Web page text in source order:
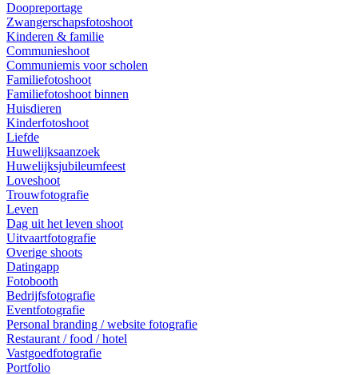
Doopreportage
Zwangerschapsfotoshoot
Kinderen & familie
Communieshoot
Communiemis voor scholen
Familiefotoshoot
Familiefotoshoot binnen
Huisdieren
Kinderfotoshoot
Liefde
Huwelijksaanzoek
Huwelijksjubileumfeest
Loveshoot
Trouwfotografie
Leven
Dag uit het leven shoot
Uitvaartfotografie
Overige shoots
Datingapp
Fotobooth
Bedrijfsfotografie
Eventfotografie
Personal branding / website fotografie
Restaurant / food / hotel
Vastgoedfotografie
Portfolio